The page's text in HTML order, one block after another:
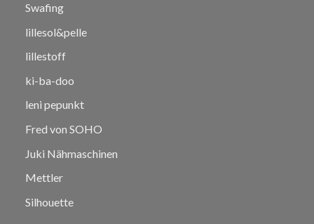
Swafing
lillesol&pelle
lillestoff
ki-ba-doo
leni pepunkt
Fred von SOHO
Juki Nähmaschinen
Mettler
Silhouette